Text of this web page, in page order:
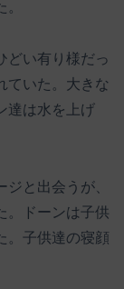
どい有り様だっ
ていた。大きな
達は水を上げ
と出会うが、
。ドーンは子供
。子供達の寝顔